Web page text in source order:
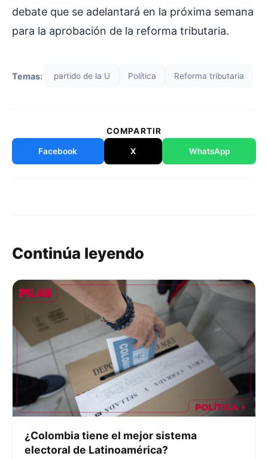
debate que se adelantará en la próxima semana
para la aprobación de la reforma tributaria.
Temas: partido de la U Política Reforma tributaria
COMPARTIR
Facebook X WhatsApp
Continúa leyendo
¿Colombia tiene el mejor sistema
electoral de Latinoamérica?